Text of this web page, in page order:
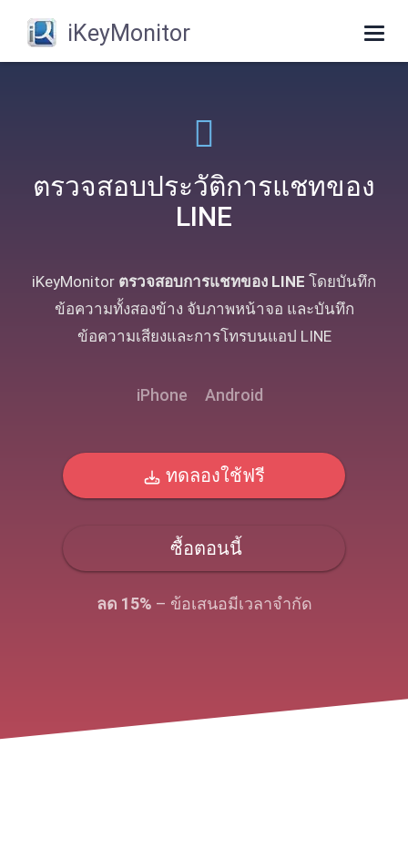
iKeyMonitor
ตรวจสอบประวัติการแชทของ
LINE
iKeyMonitor ตรวจสอบการแชทของ LINE โดยบันทึก
ข้อความทั้งสองข้าง จับภาพหน้าจอ และบันทึก
ข้อความเสียงและการโทรบนแอป LINE
iPhone Android
ทดลองใช้ฟรี
ซื้อตอนนี้
ลด 15% – ข้อเสนอมีเวลาจํากัด